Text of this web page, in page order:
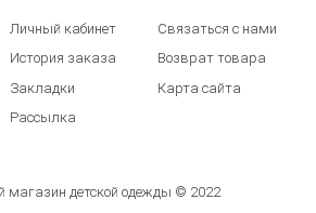
Личный кабинет
История заказа
Закладки
Рассылка
Связаться с нами
Возврат товара
Карта сайта
магазин детской одежды © 2022